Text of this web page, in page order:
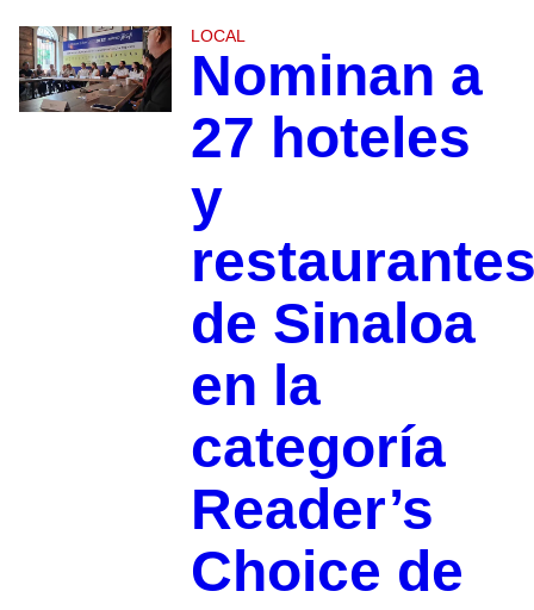
LOCAL
Nominan a
27 hoteles
y
de Sinaloa
en la
categoría
Reader’s
Choice de